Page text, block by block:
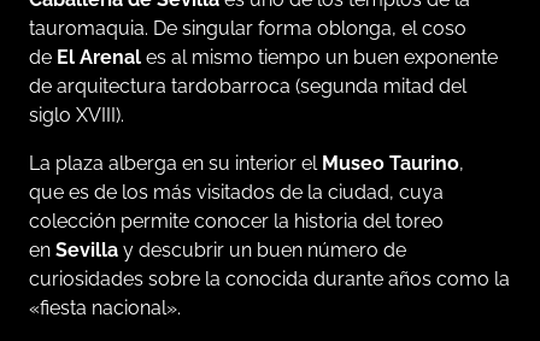
tauromaquia. De singular forma oblonga, el coso
de El Arenal es al mismo tiempo un buen exponente
de arquitectura tardobarroca (segunda mitad del
siglo XVIII).
La plaza alberga en su interior el Museo Taurino,
que es de los más visitados de la ciudad, cuya
colección permite conocer la historia del toreo
en Sevilla y descubrir un buen número de
curiosidades sobre la conocida durante años como la
«fiesta nacional».